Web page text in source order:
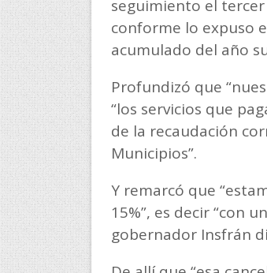
seguimiento el
conforme lo expuso
acumulado del año
Profundizó que
“los servicios que
de la recaudación
Municipios”.
Y remarcó que
15%”, es decir “con
gobernador Insfrán